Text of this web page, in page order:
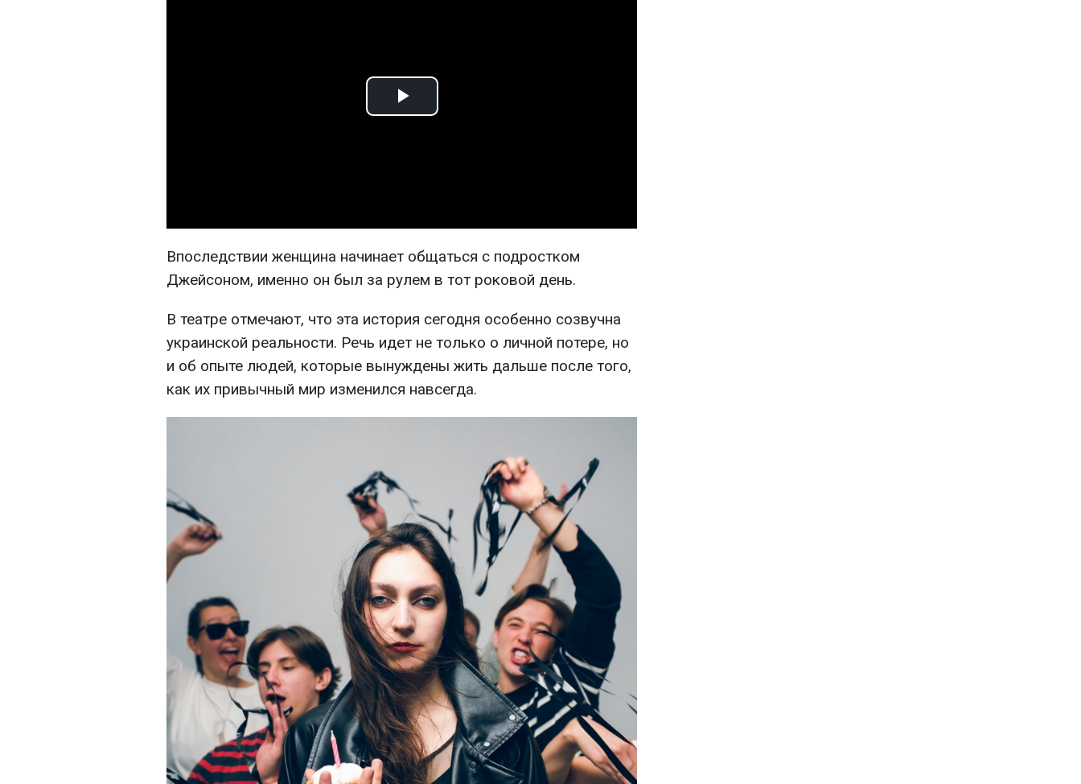
Play
Впоследствии женщина начинает общаться с подростком
Джейсоном, именно он был за рулем в тот роковой день.
В театре отмечают, что эта история сегодня особенно созвучна
украинской реальности. Речь идет не только о личной потере, но
и об опыте людей, которые вынуждены жить дальше после того,
как их привычный мир изменился навсегда.